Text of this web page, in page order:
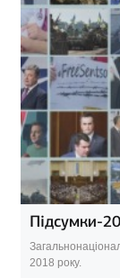
Підсумки-
2018 року.